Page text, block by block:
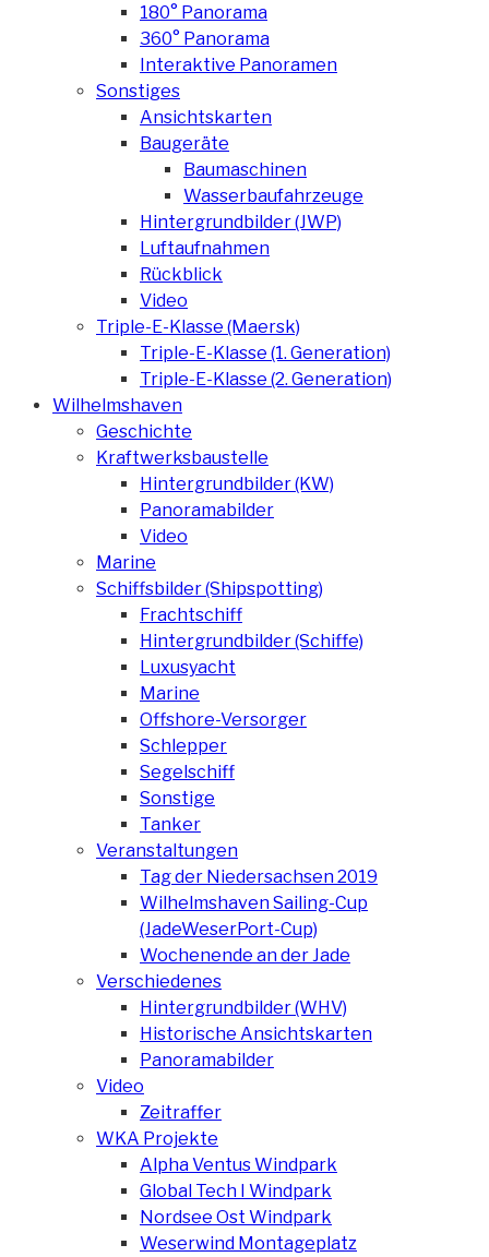
180° Panorama
360° Panorama
Interaktive Panoramen
Sonstiges
Ansichtskarten
Baugeräte
Baumaschinen
Wasserbaufahrzeuge
Hintergrundbilder (JWP)
Luftaufnahmen
Rückblick
Video
Triple-E-Klasse (Maersk)
Triple-E-Klasse (1. Generation)
Triple-E-Klasse (2. Generation)
Wilhelmshaven
Geschichte
Kraftwerksbaustelle
Hintergrundbilder (KW)
Panoramabilder
Video
Marine
Schiffsbilder (Shipspotting)
Frachtschiff
Hintergrundbilder (Schiffe)
Luxusyacht
Marine
Offshore-Versorger
Schlepper
Segelschiff
Sonstige
Tanker
Veranstaltungen
Tag der Niedersachsen 2019
Wilhelmshaven Sailing-Cup
(JadeWeserPort-Cup)
Wochenende an der Jade
Verschiedenes
Hintergrundbilder (WHV)
Historische Ansichtskarten
Panoramabilder
Video
Zeitraffer
WKA Projekte
Alpha Ventus Windpark
Global Tech I Windpark
Nordsee Ost Windpark
Weserwind Montageplatz